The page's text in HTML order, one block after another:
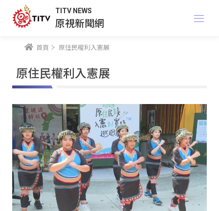
TITV NEWS
原視新聞網
首頁 原住民權利入憲展
原住民權利入憲展